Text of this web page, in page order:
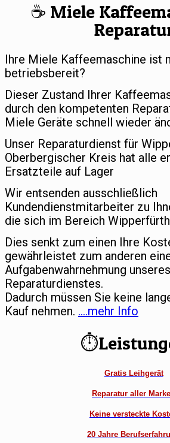
☕️ Miele
Ihre Miele Kaffeemaschine ist
betriebsbereit?
Dieser Zustand Ihrer
durch den kompetenten
Miele Geräte schnell wieder
Unser Reparaturdienst für
Oberbergischer Kreis hat alle
Ersatzteile auf Lager
Wir entsenden ausschließlich
Kundendienstmitarbeiter zu
die sich im Bereich
Dies senkt zum einen Ihre
gewährleistet zum anderen
Aufgabenwahrnehmung unseres
Reparaturdienstes.
Dadurch müssen Sie keine
Kauf nehmen. ….mehr Info
Gratis Leihgerät
Reparatur aller
Keine versteckte
20 Jahre